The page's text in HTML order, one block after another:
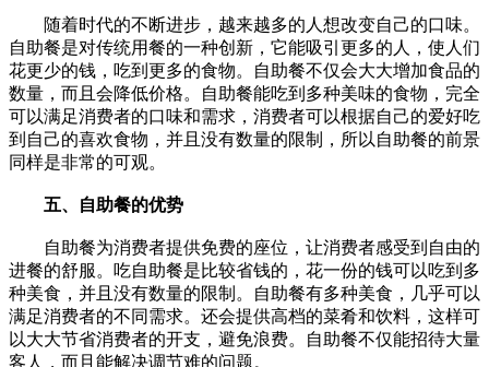
随着时代的不断进步，越来越多的人想改变自己的口味。
自助餐是对传统用餐的一种创新，它能吸引更多的人，使人们
花更少的钱，吃到更多的食物。自助餐不仅会大大增加食品的
数量，而且会降低价格。自助餐能吃到多种美味的食物，完全
可以满足消费者的口味和需求，消费者可以根据自己的爱好吃
到自己的喜欢食物，并且没有数量的限制，所以自助餐的前景
同样是非常的可观。
五、自助餐的优势
自助餐为消费者提供免费的座位，让消费者感受到自由的
进餐的舒服。吃自助餐是比较省钱的，花一份的钱可以吃到多
种美食，并且没有数量的限制。自助餐有多种美食，几乎可以
满足消费者的不同需求。还会提供高档的菜肴和饮料，这样可
以大大节省消费者的开支，避免浪费。自助餐不仅能招待大量
客人，而且能解决调节难的问题。